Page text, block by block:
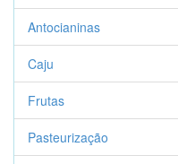
Antocianinas
Caju
Frutas
Pasteurização